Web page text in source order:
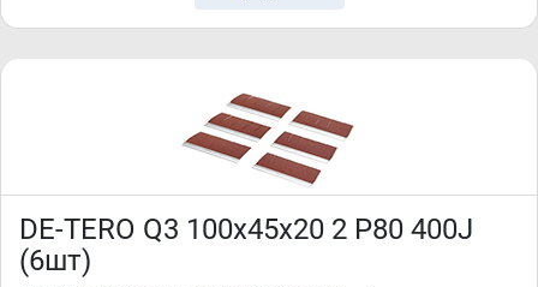
DE-TERO Q3 100х45х20 2 P80 400J
(6шт)